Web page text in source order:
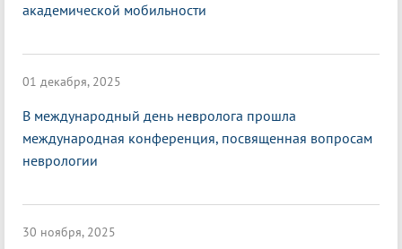
академической мобильности
01 декабря, 2025
В международный день невролога прошла
международная конференция, посвященная вопросам
неврологии
30 ноября, 2025